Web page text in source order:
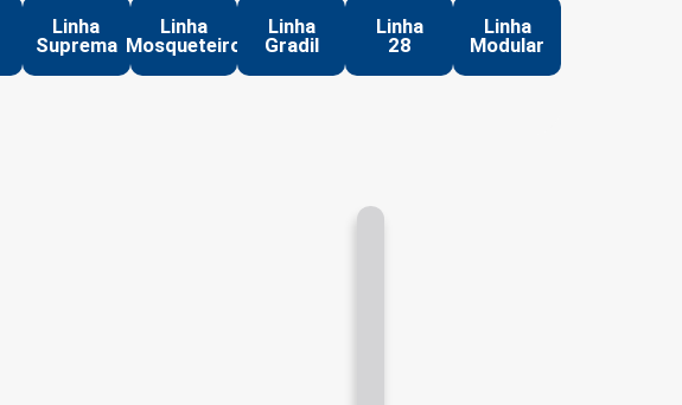
Linha
Suprema
Linha
Mosqueteiro
Linha
Gradil
Linha
28
Linha
Modular